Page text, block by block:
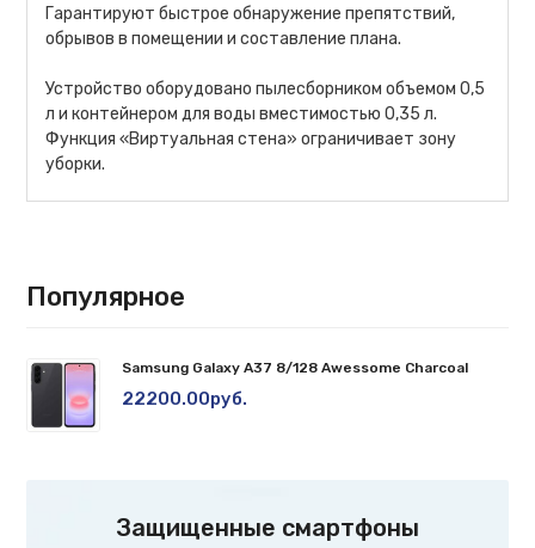
Гарантируют быстрое обнаружение препятствий,
обрывов в помещении и составление плана.
Устройство оборудовано пылесборником объемом 0,5
л и контейнером для воды вместимостью 0,35 л.
Функция «Виртуальная стена» ограничивает зону
уборки.
Популярное
Samsung Galaxy A37 8/128 Awessome Charcoal
22200.00руб.
Защищенные смартфоны